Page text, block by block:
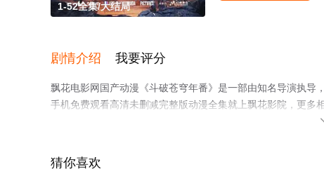
1-52全集/大结局
剧情介绍 我要评分
飘花电影网国产动漫《斗破苍穹年番》是一部由知名导演执导
手机免费观看高清未删减完整版动漫全集就上飘花影院，更多
猜你喜欢